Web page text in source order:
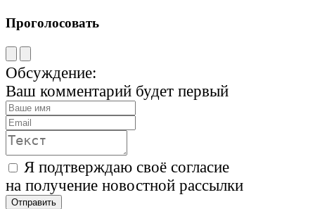
Проголосовать
Обсуждение:
Ваш комментарий будет первый
Я подтверждаю своё согласие
на получение новостной рассылки